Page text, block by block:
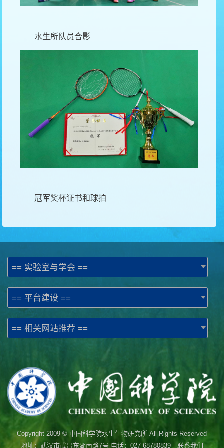
水生所队员合影
冠军奖杯证书和球拍
== 实验室与学会 ==
== 平台建设 ==
== 相关网站推荐 ==
Copyright 2009 © 中国科学院水生生物研究所 All Rights Reserved
地址：武汉市武昌东湖南路7号 电话：027-68780839 联系我们